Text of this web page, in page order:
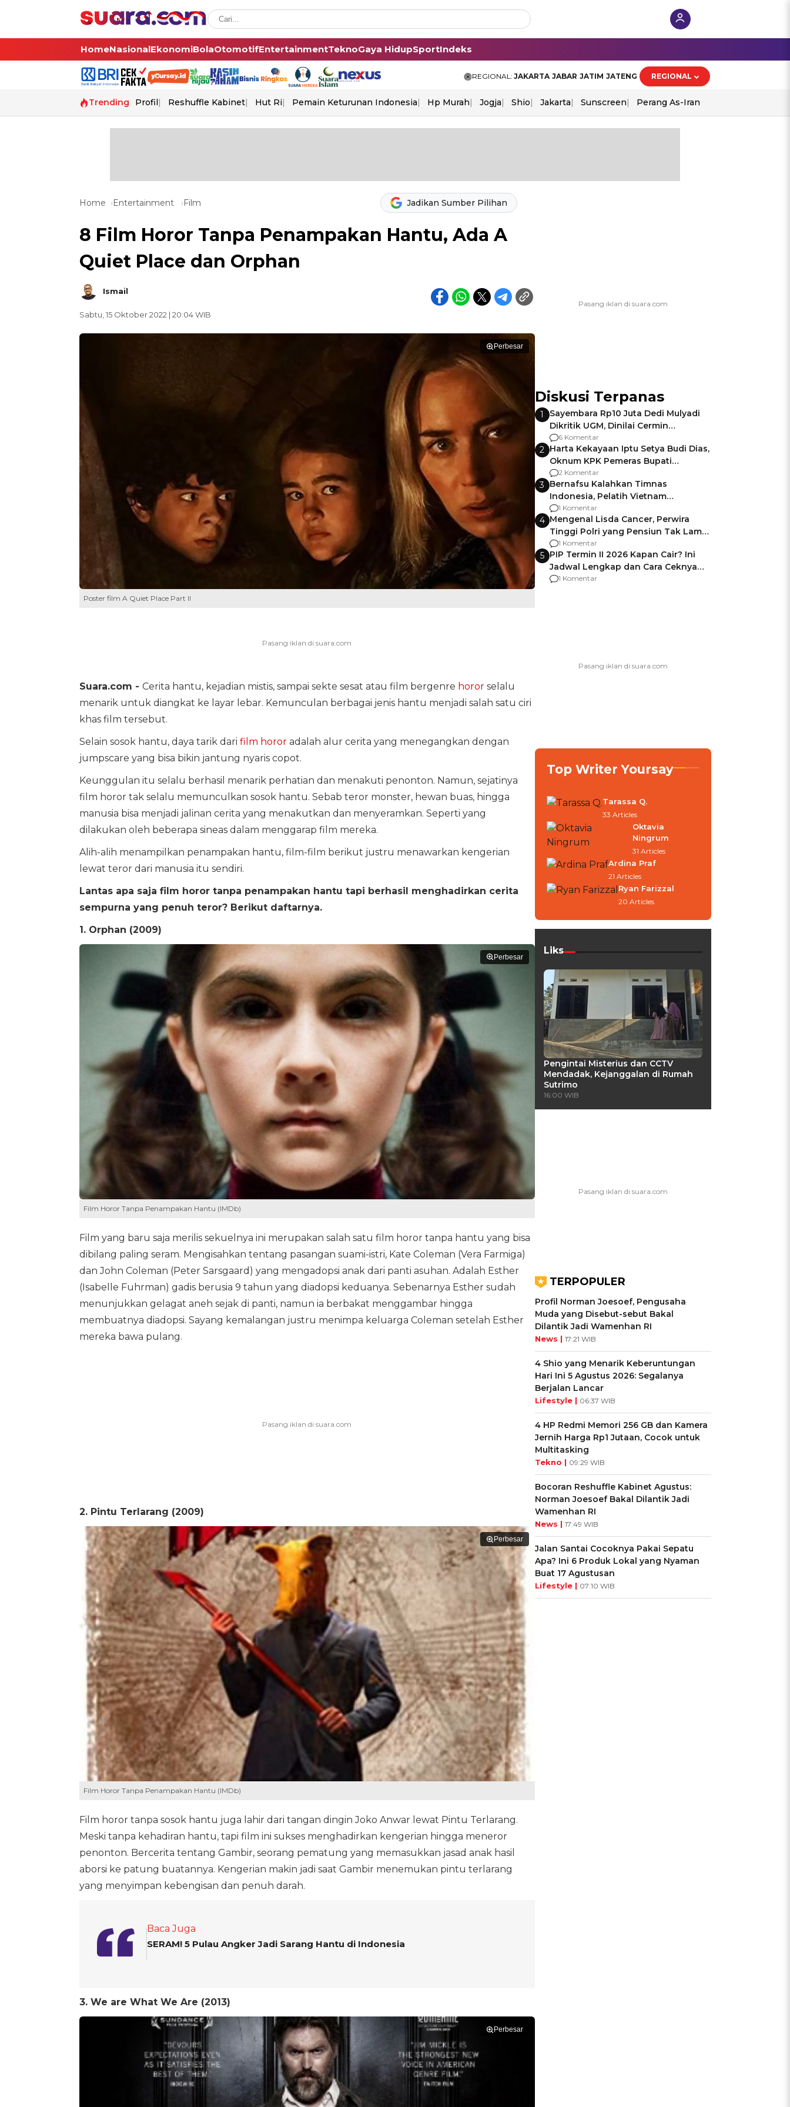
HomeNasionalEkonomiBolaOtomotifEntertainmentTeknoGaya HidupSportIndeks
REGIONAL: JAKARTA JABAR JATIM JATENG REGIONAL
Trending Profil Reshuffle Kabinet Hut Ri Pemain Keturunan Indonesia Hp Murah Jogja Shio Jakarta Sunscreen Perang As-Iran
Home Entertainment Film Jadikan Sumber Pilihan
8 Film Horor Tanpa Penampakan Hantu, Ada A
Quiet Place dan Orphan
Ismail
Sabtu, 15 Oktober 2022 | 20:04 WIB
Perbesar
Poster film A Quiet Place Part II
Suara.com - Cerita hantu, kejadian mistis, sampai sekte sesat atau film bergenre hororselalu
menarik untuk diangkat ke layar lebar. Kemunculan berbagai jenis hantu menjadi salah satu ciri
khas film tersebut.
Selain sosok hantu, daya tarik dari film hororadalah alur cerita yang menegangkan dengan
jumpscare yang bisa bikin jantung nyaris copot.
Keunggulan itu selalu berhasil menarik perhatian dan menakuti penonton. Namun, sejatinya
film horor tak selalu memunculkan sosok hantu. Sebab teror monster, hewan buas, hingga
manusia bisa menjadi jalinan cerita yang menakutkan dan menyeramkan. Seperti yang
dilakukan oleh beberapa sineas dalam menggarap film mereka.
Alih-alih menampilkan penampakan hantu, film-film berikut justru menawarkan kengerian
lewat teror dari manusia itu sendiri.
Lantas apa saja film horor tanpa penampakan hantu tapi berhasil menghadirkan cerita
sempurna yang penuh teror? Berikut daftarnya.
1. Orphan (2009)
Perbesar
Film Horor Tanpa Penampakan Hantu (IMDb)
Film yang baru saja merilis sekuelnya ini merupakan salah satu film horor tanpa hantu yang bisa
dibilang paling seram. Mengisahkan tentang pasangan suami-istri, Kate Coleman (Vera Farmiga)
dan John Coleman (Peter Sarsgaard) yang mengadopsi anak dari panti asuhan. Adalah Esther
(Isabelle Fuhrman) gadis berusia 9 tahun yang diadopsi keduanya. Sebenarnya Esther sudah
menunjukkan gelagat aneh sejak di panti, namun ia berbakat menggambar hingga
membuatnya diadopsi. Sayang kemalangan justru menimpa keluarga Coleman setelah Esther
mereka bawa pulang.
2. Pintu Terlarang (2009)
Perbesar
Film Horor Tanpa Penampakan Hantu (IMDb)
Film horor tanpa sosok hantu juga lahir dari tangan dingin Joko Anwar lewat Pintu Terlarang.
Meski tanpa kehadiran hantu, tapi film ini sukses menghadirkan kengerian hingga meneror
penonton. Bercerita tentang Gambir, seorang pematung yang memasukkan jasad anak hasil
aborsi ke patung buatannya. Kengerian makin jadi saat Gambir menemukan pintu terlarang
yang menyimpan kebengisan dan penuh darah.
Baca Juga
SERAM! 5 Pulau Angker Jadi Sarang Hantu di Indonesia
3. We are What We Are (2013)
Perbesar
Diskusi Terpanas
1
Sayembara Rp10 Juta Dedi Mulyadi
Dikritik UGM, Dinilai Cermin
Gagalnya Negara Jamin Keamanan
6 Komentar
2 Harta Kekayaan Iptu Setya Budi Dias,
Oknum KPK Pemeras Bupati
Pemalang
2 Komentar
3 Bernafsu Kalahkan Timnas
Indonesia, Pelatih Vietnam
Berencana Pakai Jimat di Pakansari
1 Komentar
4 Mengenal Lisda Cancer, Perwira
Tinggi Polri yang Pensiun Tak Lama
Usai Jadi Brigjen
1 Komentar
5 PIP Termin II 2026 Kapan Cair? Ini
Jadwal Lengkap dan Cara Ceknya
agar Dana Tidak Hangus!
1 Komentar
Top Writer Yoursay
Tarassa Q.
33 Articles
Oktavia
Ningrum
31 Articles
Ardina Praf
21 Articles
Ryan Farizzal
20 Articles
Liks
Pengintai Misterius dan CCTV
Mendadak, Kejanggalan di Rumah
Sutrimo
16:00 WIB
TERPOPULER
Profil Norman Joesoef, Pengusaha
Muda yang Disebut-sebut Bakal
Dilantik Jadi Wamenhan RI
News | 17:21 WIB
4 Shio yang Menarik Keberuntungan
Hari Ini 5 Agustus 2026: Segalanya
Berjalan Lancar
Lifestyle | 06:37 WIB
4 HP Redmi Memori 256 GB dan Kamera
Jernih Harga Rp1 Jutaan, Cocok untuk
Multitasking
Tekno | 09:29 WIB
Bocoran Reshuffle Kabinet Agustus:
Norman Joesoef Bakal Dilantik Jadi
Wamenhan RI
News | 17:49 WIB
Jalan Santai Cocoknya Pakai Sepatu
Apa? Ini 6 Produk Lokal yang Nyaman
Buat 17 Agustusan
Lifestyle | 07:10 WIB